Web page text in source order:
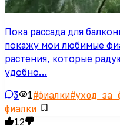
Пока рассада для
покажу мои любимые
растения, которые
удобно…
3 1#фиалки#уход за
фиалки
12